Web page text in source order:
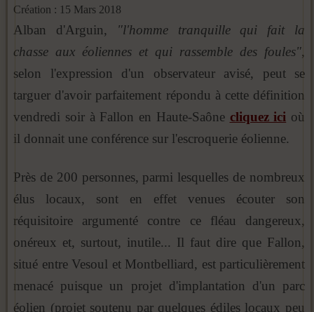
Création : 15 Mars 2018
Alban d'Arguin,
"l'homme tranquille qui fait la
chasse aux éoliennes et qui rassemble des foules",
selon l'expression d'un observateur avisé, peut se
targuer d'avoir parfaitement répondu à cette définition
vendredi soir à Fallon en Haute-Saône cliquez ici où
il donnait une conférence sur l'escroquerie éolienne.
Près de 200 personnes, parmi lesquelles de nombreux
élus locaux, sont en effet venues écouter son
réquisitoire argumenté contre ce fléau dangereux,
onéreux et, surtout, inutile... Il faut dire que Fallon,
situé entre Vesoul et Montbelliard, est particulièrement
menacé puisque un projet d'implantation d'un parc
éolien (projet soutenu par quelques édiles locaux peu